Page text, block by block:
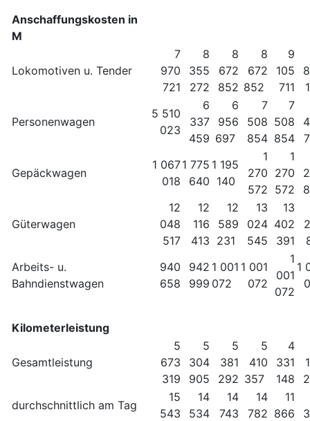
Anschaffungskosten in
M
Lokomotiven u. Tender
7
970
721
8
355
272
8
672
852
8
672
852
9
105
711
Personenwagen
5 510
023
6
337
459
6
956
697
7
508
854
7
508
854
Gepäckwagen
1 067
018
1 775
640
1 195
140
1
270
572
1
270
572
Güterwagen
12
048
517
12
116
413
12
589
231
13
024
545
13
402
391
Arbeits- u.
Bahndienstwagen
940
658
942
999
1 001
072
1 001
072
1
001
072
1
Kilometerleistung
Gesamtleistung
5
673
319
5
304
905
5
381
292
5
410
357
4
331
148
durchschnittlich am Tag
15
543
14
534
14
743
14
782
11
866